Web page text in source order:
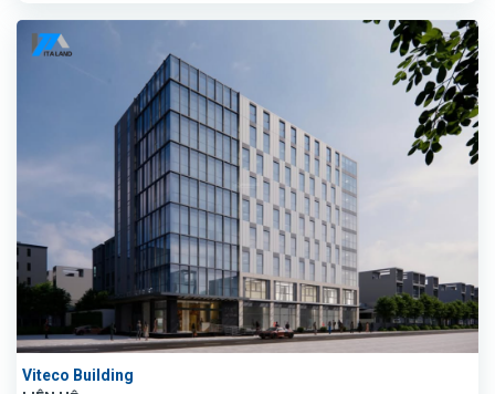
Viteco Building